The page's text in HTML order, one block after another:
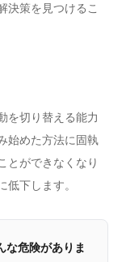
決策を見つけるこ
を切り替える能力
始めた方法に固執
とができなくなり
低下します。
な危険がありま